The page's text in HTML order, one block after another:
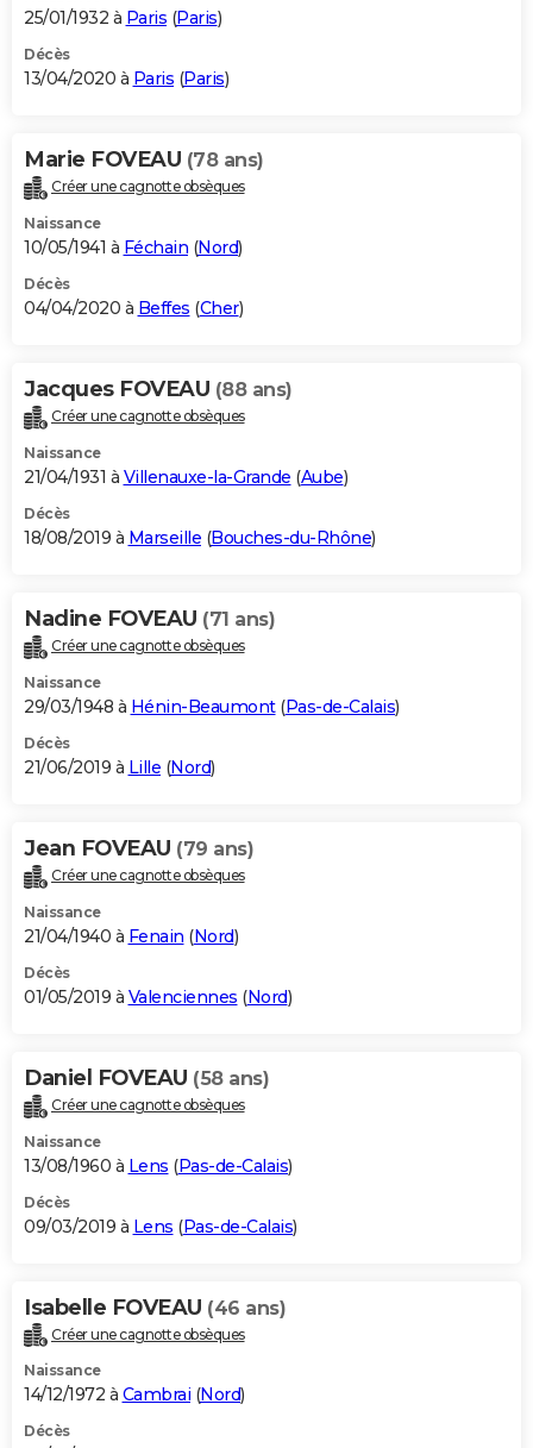
25/01/1932 à Paris (Paris)
Décès
13/04/2020 à Paris (Paris)
Marie FOVEAU (78 ans)
Créer une cagnotte obsèques
Naissance
10/05/1941 à Féchain (Nord)
Décès
04/04/2020 à Beffes (Cher)
Jacques FOVEAU (88 ans)
Créer une cagnotte obsèques
Naissance
21/04/1931 à Villenauxe-la-Grande (Aube)
Décès
18/08/2019 à Marseille (Bouches-du-Rhône)
Nadine FOVEAU (71 ans)
Créer une cagnotte obsèques
Naissance
29/03/1948 à Hénin-Beaumont(Pas-de-Calais)
Décès
21/06/2019 à Lille (Nord)
Jean FOVEAU (79 ans)
Créer une cagnotte obsèques
Naissance
21/04/1940 à Fenain (Nord)
Décès
01/05/2019 à Valenciennes (Nord)
Daniel FOVEAU (58 ans)
Créer une cagnotte obsèques
Naissance
13/08/1960 à Lens (Pas-de-Calais)
Décès
09/03/2019 à Lens (Pas-de-Calais)
Isabelle FOVEAU (46 ans)
Créer une cagnotte obsèques
Naissance
14/12/1972 à Cambrai (Nord)
Décès